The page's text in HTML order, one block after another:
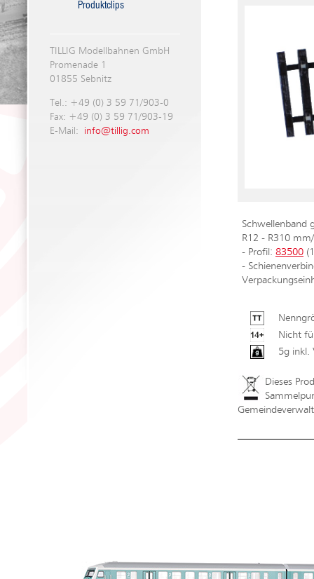
Produktclips
TILLIG Modellbahnen GmbH
Promenade 1
01855 Sebnitz
Tel.: +49 (0) 3 59 71/903-0
Fax: +49 (0) 3 59 71/903-19
E-Mail: info@tillig.com
Schwellenband
R12 - R310
- Profil: 83500
-
Nicht
5g inkl.
Dieses